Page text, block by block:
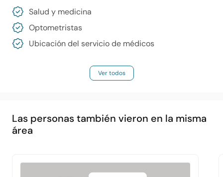
Salud y medicina
Optometristas
Ubicación del servicio de médicos
Ver todos
Las personas también vieron en la misma
área